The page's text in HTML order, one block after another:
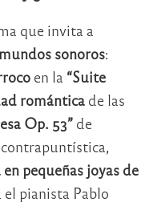
que invita a
sonoros:
en la “Suite
romántica de las
Op. 53” de
pequeñas joyas de
el pianista Pablo